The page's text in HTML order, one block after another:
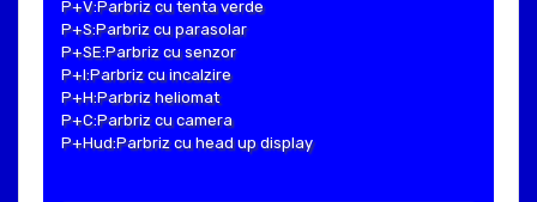
P+V:Parbriz cu tenta verde
P+S:Parbriz cu parasolar
P+SE:Parbriz cu senzor
P+I:Parbriz cu incalzire
P+H:Parbriz heliomat
P+C:Parbriz cu camera
P+Hud:Parbriz cu head up display